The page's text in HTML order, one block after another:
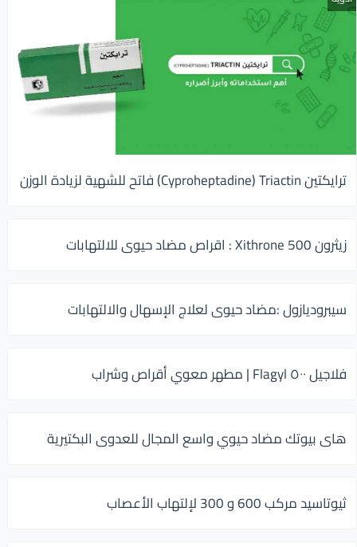
ترايكتين Cyproheptadine) Triactin) فاتح للشهية لزيادة الوزن
زيثرون 500 Xithrone : اقراص مضاد حيوى للالتهابات
سيبروديازول :مضاد حيوى لعلاج الإسهال والالتهابات
فلاجيل ٥٠٠ Flagyl | مطهر معوي أقراص وشراب
هاى بيوتك مضاد حيوي واسع المجال للعدوى البكتيرية
ثيوتاسيد مركب 600 و 300 لإلتهاب الأعصاب